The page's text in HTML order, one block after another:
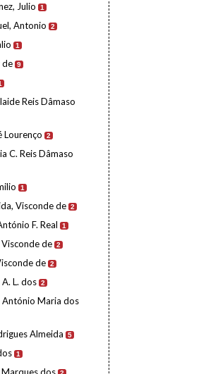
Julio 1
Antonio 2
1
de 9
Reis Dâmaso
Lourenço 2
C. Reis Dâmaso
1
Visconde de 2
F. Real 1
de 2
de 2
L. dos 2
António Maria dos
Almeida 5
1